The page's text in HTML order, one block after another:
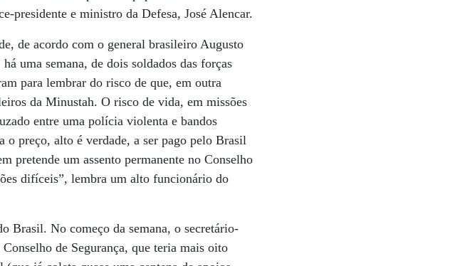
presidente e ministro da Defesa, José Alencar.
de acordo com o general brasileiro Augusto
uma semana, de dois soldados das forças
para lembrar do risco de que, em outra
da Minustah. O risco de vida, em missões
entre uma polícia violenta e bandos
o preço, alto é verdade, a ser pago pelo Brasil
pretende um assento permanente no Conselho
difíceis”, lembra um alto funcionário do
Brasil. No começo da semana, o secretário-
de Segurança, que teria mais oito